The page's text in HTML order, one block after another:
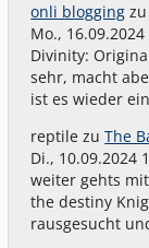
onli blogging zu
Mo., 16.09.2024
Divinity:
sehr, macht
ist es wieder
reptile zuThe
Di., 10.09.2024
weiter gehts
the destiny
rausgesucht